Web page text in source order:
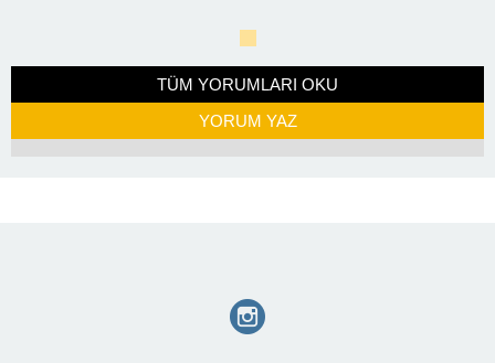
TÜM YORUMLARI OKU
YORUM YAZ